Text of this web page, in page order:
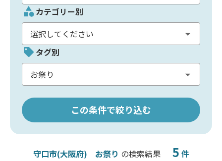
カテゴリー別
タグ別
この条件で絞り込む
守口市(大阪府) お祭り の検索結果 5 件